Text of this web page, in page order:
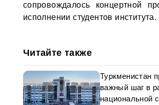
сопровождалось концертной
исполнении студентов института.
Читайте также
Туркменистан
важный шаг в
национальной